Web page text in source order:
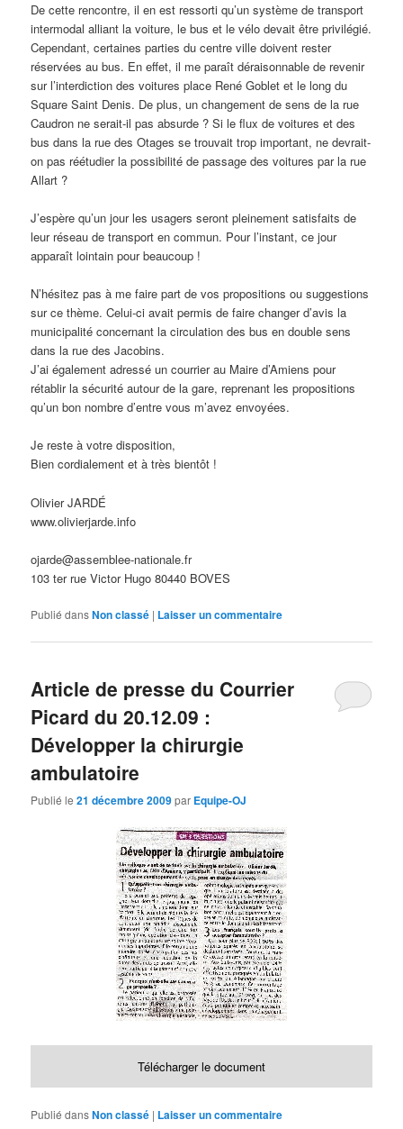
De cette rencontre, il en est ressorti qu’un système de transport
intermodal alliant la voiture, le bus et le vélo devait être privilégié.
Cependant, certaines parties du centre ville doivent rester
réservées au bus. En effet, il me paraît déraisonnable de revenir
sur l’interdiction des voitures place René Goblet et le long du
Square Saint Denis. De plus, un changement de sens de la rue
Caudron ne serait-il pas absurde ? Si le flux de voitures et des
bus dans la rue des Otages se trouvait trop important, ne devrait-
on pas réétudier la possibilité de passage des voitures par la rue
Allart ?
J’espère qu’un jour les usagers seront pleinement satisfaits de
leur réseau de transport en commun. Pour l’instant, ce jour
apparaît lointain pour beaucoup !
N’hésitez pas à me faire part de vos propositions ou suggestions
sur ce thème. Celui-ci avait permis de faire changer d’avis la
municipalité concernant la circulation des bus en double sens
dans la rue des Jacobins.
J’ai également adressé un courrier au Maire d’Amiens pour
rétablir la sécurité autour de la gare, reprenant les propositions
qu’un bon nombre d’entre vous m’avez envoyées.
Je reste à votre disposition,
Bien cordialement et à très bientôt !
Olivier JARDÉ
www.olivierjarde.info
ojarde@assemblee-nationale.fr
103 ter rue Victor Hugo 80440 BOVES
Publié dansNon classé | Laisser un commentaire
Article de presse du Courrier
Picard du 20.12.09 :
Développer la chirurgie
ambulatoire
Publié le21 décembre 2009par Equipe-OJ
Télécharger le document
Publié dansNon classé | Laisser un commentaire